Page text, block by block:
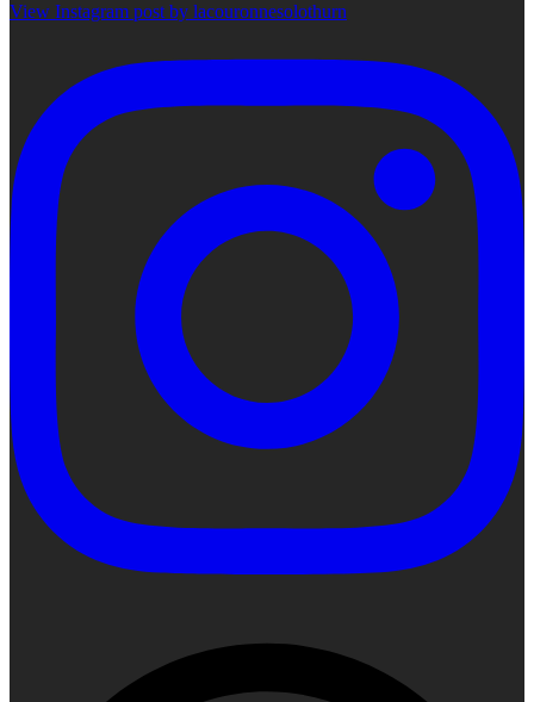
View Instagram post by lacouronnesolothurn